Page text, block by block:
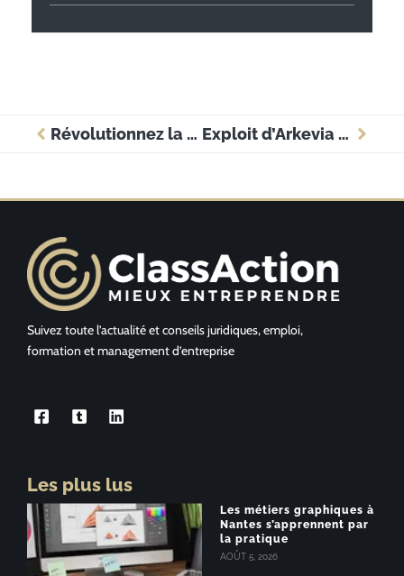
Révolutionnez la gestion scolaire avec e-lyco : un atout pour votre entreprise Exploit d’Arkevia : sécurisez vos documents d’entreprise pour les 50 prochaines années
Suivez toute l’actualité et conseils juridiques, emploi,
formation et management d’entreprise
Les plus lus
Les métiers graphiques à
Nantes s’apprennent par
la pratique
AOÛT 5, 2026